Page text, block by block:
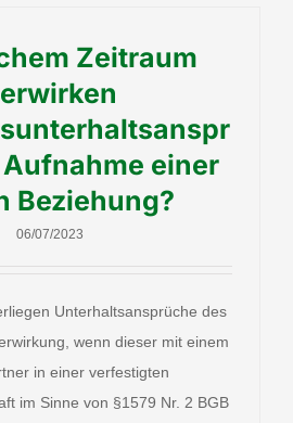
Zeitraum
einer
Beziehung?
06/07/2023
Unterhaltsansprüche des
wenn dieser mit einem
in einer verfestigten
im Sinne von §1579 Nr. 2 BGB